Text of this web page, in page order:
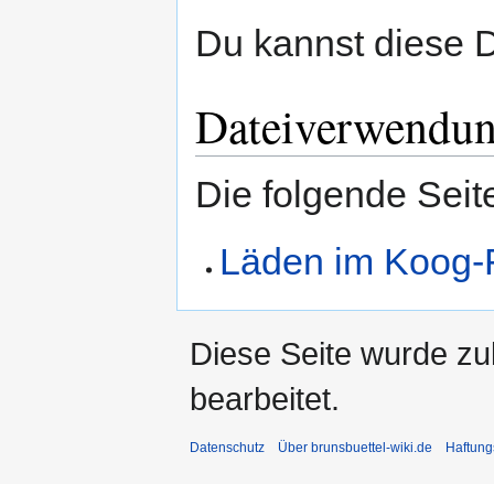
Du kannst diese
Die folgende
Läden im
Diese Seite wurde
bearbeitet.
Datenschutz Über brunsbuettel-wiki.de